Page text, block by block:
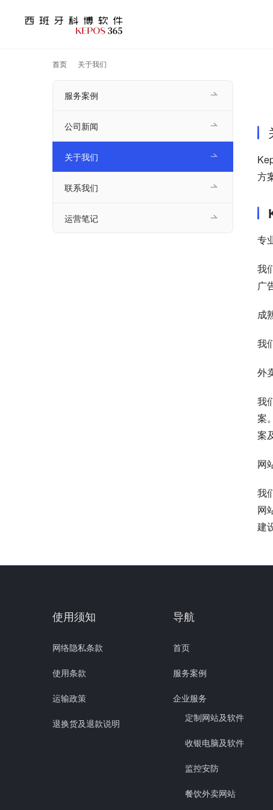
首页 关于我们
方
专
我
广
成
我
外
我
案
案
网
我
网
建
服务案例
公司新闻
关于我们
联系我们
运营笔记
使用须知
网络隐私条款
使用条款
运输政策
退换货及退款说明
导航
首页
服务案例
企业服务
定制网站及软件
收银电脑及软件
监控安防
餐饮外卖网站